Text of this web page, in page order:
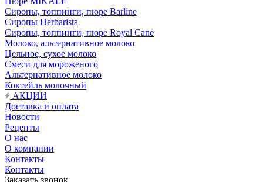
Сиропы, топпинги, пюре Barline
Сиропы Herbarista
Сиропы, топпинги, пюре Royal Cane
Молоко, альтернативное молоко
Цельное, сухое молоко
Смеси для мороженого
Альтернативное молоко
Коктейль молочный
АКЦИИ
Доставка и оплата
Новости
Рецепты
О нас
О компании
Контакты
Контакты
Заказать звонок